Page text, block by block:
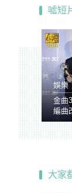
噓短
娛樂
金曲
編曲
腔
大家